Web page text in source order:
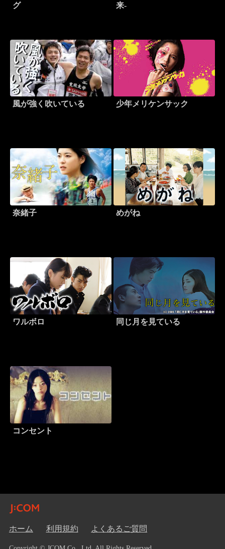
グ
来-
風が強く吹いている 少年メリケンサック
奈緒子 めがね
ワルボロ 同じ月を見ている
コンセント
ホーム 利用規約 よくあるご質問